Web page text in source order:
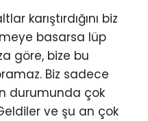
karıştırdığını biz
basarsa lüp
göre, bize bu
Biz sadece
durumunda çok
ve şu an çok